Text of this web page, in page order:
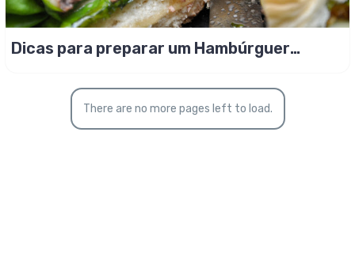
Dicas para preparar um Hambúrguer
There are no more pages left to load.